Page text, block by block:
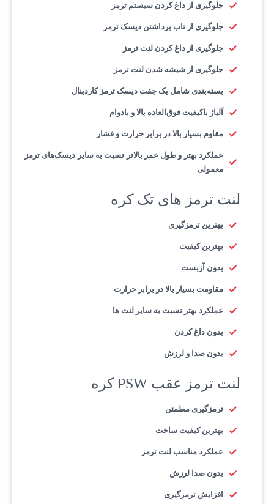
جلوگیری از داغ کردن سیستم ترمز
جلوگیری از تاب برداشتن دیسک ترمز
جلوگیری از داغ کردن لنت ترمز
جلوگیری از شیشه شدن لنت ترمز
بسته‌بندی شامل یک جفت دیسک ترمز کاردینال
آلیاژ باکیفیت فوق‌العاده بالا و بادوام
مقاوم بسیار بالا در برابر حرارت و فشار
عملکرد بهتر و طول عمر بالاتر نسبت به سایر دیسک‌های ترمز
معمولی
لنت ترمز های تک کره
بهترین ترمزگیری
بهترین کیفیت
بدون آزبست
مقاومت بسیار بالا در برابر حرارت
عملکرد بهتر نسبت به سایر لنت ها
بدون داغ کردن
بدون صدا و لرزش
لنت ترمز عقب PSW کره
ترمزگیری مطمئن
بهترین کیفیت ساخت
عملکرد مناسب لنت ترمز
بدون صدا لرزش
افزایش ترمزگیری